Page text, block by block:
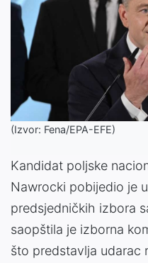
(Izvor: Fena/EPA-EFE)
Kandidat poljske
Nawrocki pobijedio je
predsjedničkih izbora
saopštila je izborna
što predstavlja udarac